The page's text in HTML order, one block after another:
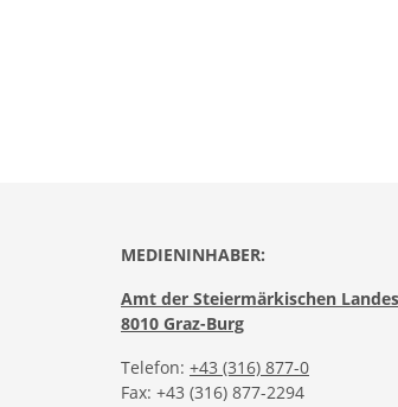
MEDIENINHABER:
Amt der Steiermärkischen
8010 Graz-Burg
Telefon: +43 (316) 877-0
Fax: +43 (316) 877-2294